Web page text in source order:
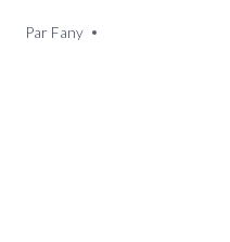
Par Fany
14 mai 2025